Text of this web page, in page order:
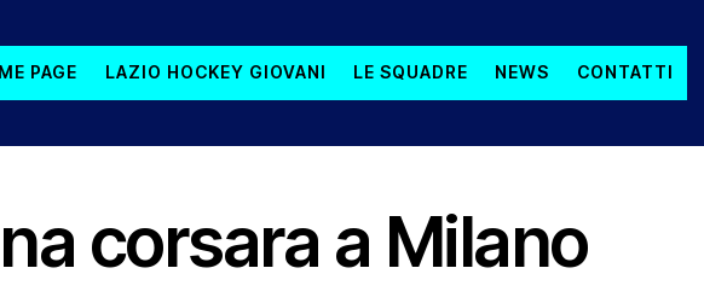
PAGE LAZIO HOCKEY GIOVANI LE SQUADRE NEWS CONTATTI
corsara a Milano